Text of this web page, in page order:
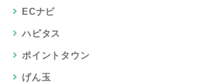
ECナビ
ハピタス
ポイントタウン
げん玉